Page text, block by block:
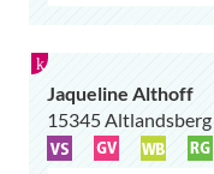
Jaqueline Althoff
15345 Altlandsberg